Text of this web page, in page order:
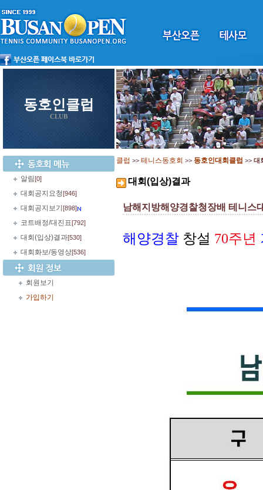
동호인클럽
CLUB
알림[0]
대회공지요청[946]
대회공지보기 [898]
코트배정/대진표[792]
대회(입상)결과[530]
대회화보/동영상[536]
회원보기
가입하기
클럽 >> 테니스동호회 >> 동호인대회클럽 >> 대
대회(입상)결과
남해지방해양경찰청장배 테니스
해양경찰 창설 70주년